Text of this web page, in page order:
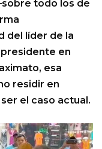
todo los de
del líder de la
en
esa
residir en
el caso actual.